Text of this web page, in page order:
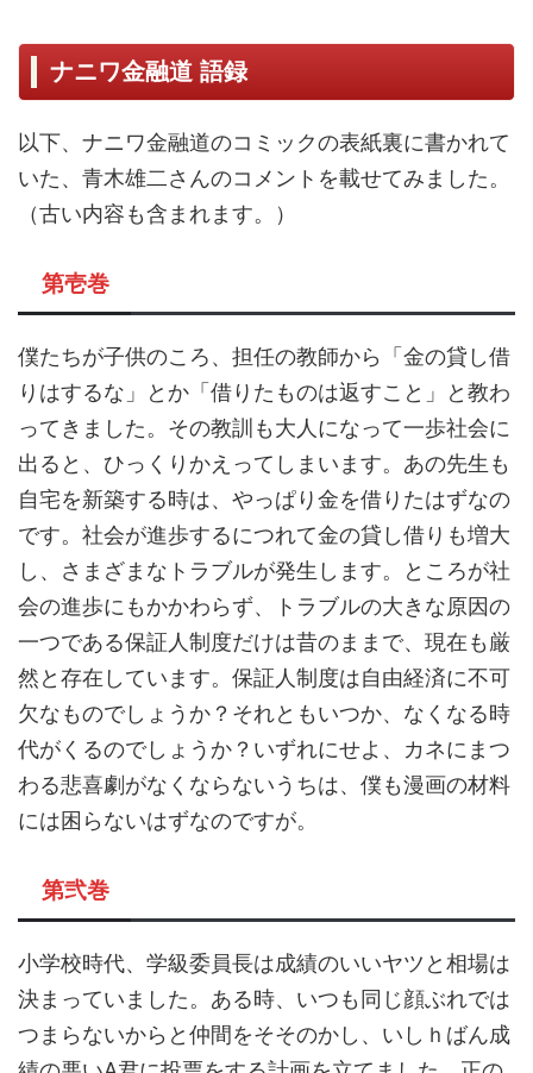
ナニワ金融道 語録
以下、ナニワ金融道のコミックの表紙裏に書かれて
いた、青木雄二さんのコメントを載せてみました。
（古い内容も含まれます。）
第壱巻
僕たちが子供のころ、担任の教師から「金の貸し借
りはするな」とか「借りたものは返すこと」と教わ
ってきました。その教訓も大人になって一歩社会に
出ると、ひっくりかえってしまいます。あの先生も
自宅を新築する時は、やっぱり金を借りたはずなの
です。社会が進歩するにつれて金の貸し借りも増大
し、さまざまなトラブルが発生します。ところが社
会の進歩にもかかわらず、トラブルの大きな原因の
一つである保証人制度だけは昔のままで、現在も厳
然と存在しています。保証人制度は自由経済に不可
欠なものでしょうか？それともいつか、なくなる時
代がくるのでしょうか？いずれにせよ、カネにまつ
わる悲喜劇がなくならないうちは、僕も漫画の材料
には困らないはずなのですが。
第弐巻
小学校時代、学級委員長は成績のいいヤツと相場は
決まっていました。ある時、いつも同じ顔ぶれでは
つまらないからと仲間をそそのかし、いしｈばん成